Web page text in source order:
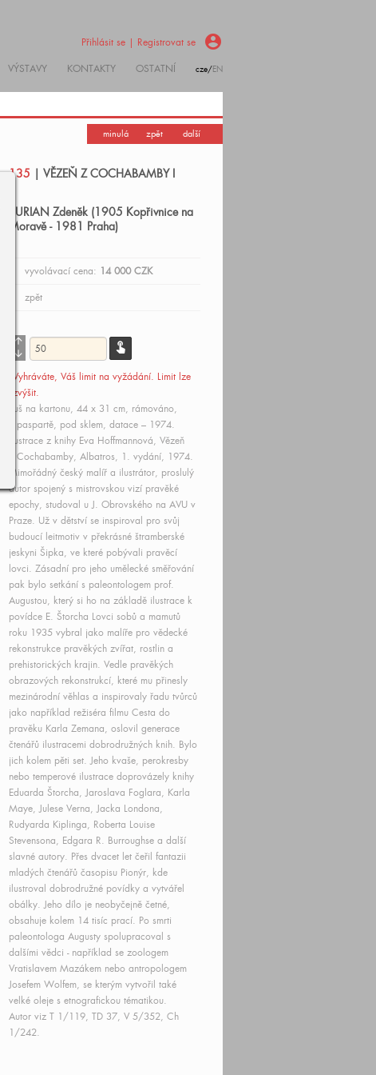
Přihlásit se | Registrovat se account_circle
VÝSTAVY KONTAKTY OSTATNÍ cze/EN
minulá zpět další
135 | VĚZEŇ Z COCHABAMBY I
BURIAN Zdeněk (1905 Kopřivnice na
Moravě - 1981 Praha)
vyvolávací cena: 14 000 CZK
zpět
arrow_upward
arrow_downward
touch_app
Vyhráváte, Váš limit na vyžádání. Limit lze
zvýšit.
Tuš na kartonu, 44 x 31 cm, rámováno,
v paspartě, pod sklem, datace – 1974.
Ilustrace z knihy Eva Hoffmannová, Vězeň
z Cochabamby, Albatros, 1. vydání, 1974.
Mimořádný český malíř a ilustrátor, proslulý
autor spojený s mistrovskou vizí pravěké
epochy, studoval u J. Obrovského na AVU v
Praze. Už v dětství se inspiroval pro svůj
budoucí leitmotiv v překrásné štramberské
jeskyni Šipka, ve které pobývali pravěcí
lovci. Zásadní pro jeho umělecké směřování
pak bylo setkání s paleontologem prof.
Augustou, který si ho na základě ilustrace k
povídce E. Štorcha Lovci sobů a mamutů
roku 1935 vybral jako malíře pro vědecké
rekonstrukce pravěkých zvířat, rostlin a
prehistorických krajin. Vedle pravěkých
obrazových rekonstrukcí, které mu přinesly
mezinárodní věhlas a inspirovaly řadu tvůrců
jako například režiséra filmu Cesta do
pravěku Karla Zemana, oslovil generace
čtenářů ilustracemi dobrodružných knih. Bylo
jich kolem pěti set. Jeho kvaše, perokresby
nebo temperové ilustrace doprovázely knihy
Eduarda Štorcha, Jaroslava Foglara, Karla
Maye, Julese Verna, Jacka Londona,
Rudyarda Kiplinga, Roberta Louise
Stevensona, Edgara R. Burroughse a další
slavné autory. Přes dvacet let čeřil fantazii
mladých čtenářů časopisu Pionýr, kde
ilustroval dobrodružné povídky a vytvářel
obálky. Jeho dílo je neobyčejně četné,
obsahuje kolem 14 tisíc prací. Po smrti
paleontologa Augusty spolupracoval s
dalšími vědci - například se zoologem
Vratislavem Mazákem nebo antropologem
Josefem Wolfem, se kterým vytvořil také
velké oleje s etnografickou tématikou.
Autor viz T 1/119, TD 37, V 5/352, Ch
1/242.